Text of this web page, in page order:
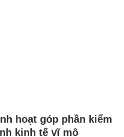
hoạt góp phần kiểm
kinh tế vĩ mô